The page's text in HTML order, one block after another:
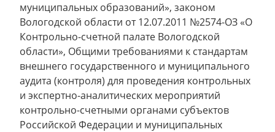
муниципальных образований», законом
Вологодской области от 12.07.2011 №2574-ОЗ «О
Контрольно-счетной палате Вологодской
области», Общими требованиями к стандартам
внешнего государственного и муниципального
аудита (контроля) для проведения контрольных
и экспертно-аналитических мероприятий
контрольно-счетными органами субъектов
Российской Федерации и муниципальных